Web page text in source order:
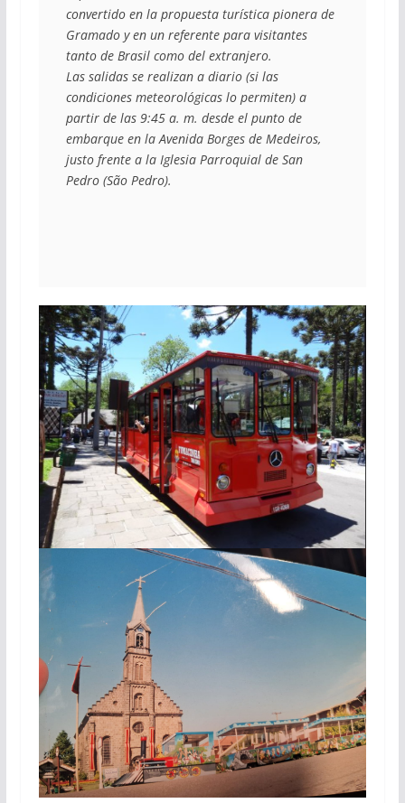
convertido en la propuesta turística pionera de
Gramado y en un referente para visitantes
tanto de Brasil como del extranjero.
Las salidas se realizan a diario (si las
condiciones meteorológicas lo permiten) a
partir de las 9:45 a. m. desde el punto de
embarque en la Avenida Borges de Medeiros,
justo frente a la Iglesia Parroquial de San
Pedro (São Pedro).